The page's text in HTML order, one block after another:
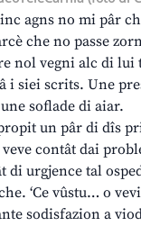
agns no mi pâr
che no passe
nol vegni alc di lui
i siei scrits. Une
soflade di aiar.
un pâr di dîs
contât dai
di urgjence tal
‘Ce vûstu… o
sodisfazion a